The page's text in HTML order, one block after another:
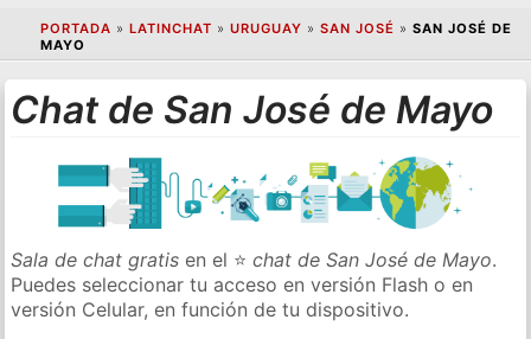
PORTADA » LATINCHAT » URUGUAY » SAN JOSÉ » SAN JOSÉ DE
MAYO
Chat de San José de Mayo
Sala de chat gratis en el ⭐chat de San José de Mayo.
Puedes seleccionar tu acceso en versión Flash o en
versión Celular, en función de tu dispositivo.